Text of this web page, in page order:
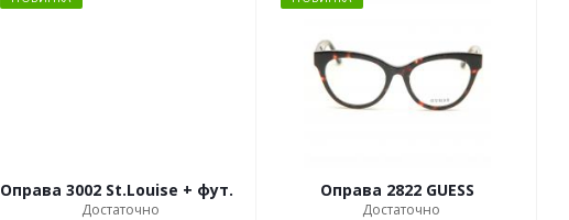
Оправа 3002 St.Louise + фут.
Достаточно
Оправа 2822 GUESS
Достаточно